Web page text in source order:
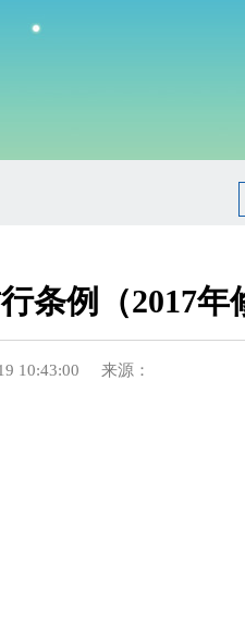
条例（2017年
10:43:00 来源：